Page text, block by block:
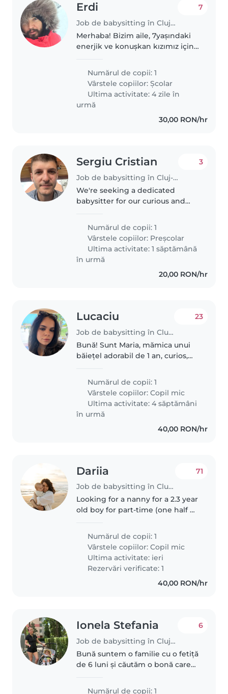
Erdi
Job de babysitting în Cluj-Napoca
7
Merhaba! Bizim aile, 7yaşındaki
enerjik ve konuşkan kızımız için
konuşabilen biri tercih ediyoruz.
Ev işleri ve okul ödevi yardımı
yapabilen, meraklı..
Numărul de copii: 1
Vârstele copiilor:Școlar
Ultima activitate: 4 zile în
urmă
30,00 RON/hr
Sergiu Cristian
Job de babysitting în Cluj-Napoca
3
We're seeking a dedicated
babysitter for our curious and
one is full of energy and always
eager to learn. We'd love
someone
Numărul de copii: 1
Vârstele copiilor: Preșcolar
Ultima activitate: 1 săptămână
în urmă
20,00 RON/hr
Lucaciu
Job de babysitting în Cluj-Napoca
23
Bună! Sunt Maria, mămica unui
băiețel adorabil de 1 an, curios,
iubitoare de copii, care să ne
devină un sprijin de..
Numărul de copii: 1
Vârstele copiilor:Copil mic
Ultima activitate: 4 săptămâni
în urmă
40,00 RON/hr
Dariia
Job de babysitting în Cluj-Napoca
71
Looking for a nanny for a 2.3 year
old boy for part-time (one half of
Experience with toddlers is a
must • Active, loving, and happy
to play, read,..
Numărul de copii: 1
Vârstele copiilor:Copil mic
Ultima activitate: ieri
Rezervări verificate: 1
40,00 RON/hr
Ionela Stefania
Job de babysitting în Cluj-Napoca
6
Bună suntem o familie cu o fetiță
de 6 luni și căutăm o bonă care
comunicativă și liniștită
Numărul de copii: 1